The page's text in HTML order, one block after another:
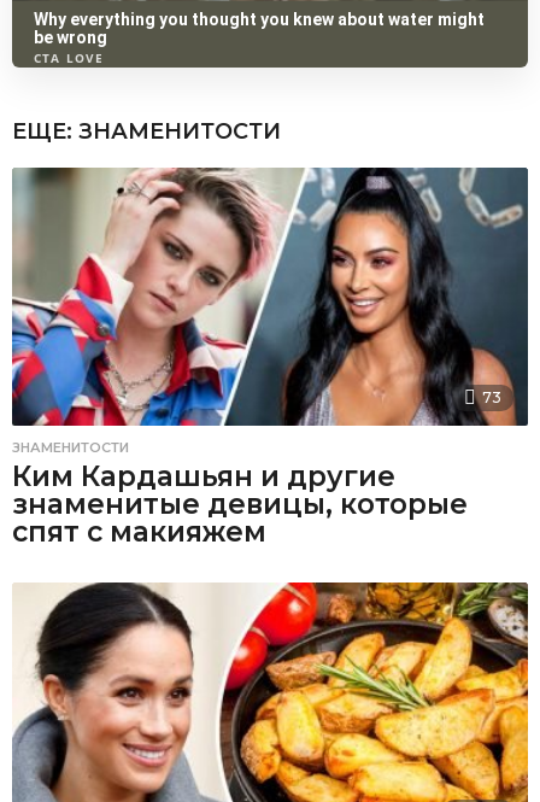
ЕЩЕ: ЗНАМЕНИТОСТИ
73
ЗНАМЕНИТОСТИ
Ким Кардашьян и другие
знаменитые девицы, которые
спят с макияжем